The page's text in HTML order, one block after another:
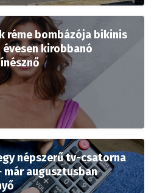
réme bombázója bikinis
kirobbanó
népszerű tv-csatorna
már augusztusban